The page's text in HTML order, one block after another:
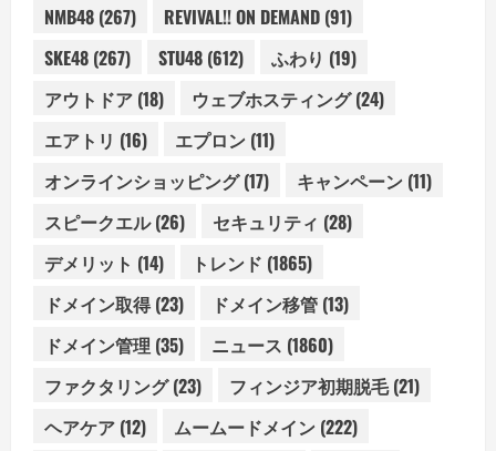
NMB48 (267) REVIVAL!! ON DEMAND (91)
SKE48 (267) STU48 (612) ふわり (19)
アウトドア (18) ウェブホスティング(24)
エアトリ (16) エプロン (11)
オンラインショッピング(17) キャンペーン (11)
スピークエル(26) セキュリティ (28)
デメリット (14) トレンド (1865)
ドメイン取得(23) ドメイン移管 (13)
ドメイン管理 (35) ニュース (1860)
ファクタリング(23) フィンジア初期脱毛(21)
ヘアケア (12) ムームードメイン (222)